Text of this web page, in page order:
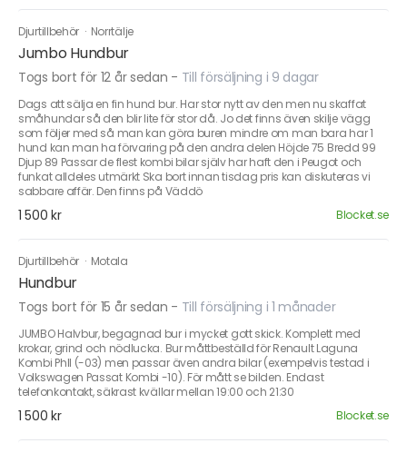
Djurtillbehör · Norrtälje
Jumbo Hundbur
Togs bort för 12 år sedan - Till försäljning i 9 dagar
Dags att sälja en fin hund bur. Har stor nytt av den men nu skaffat
småhundar så den blir lite för stor då. Jo det finns även skilje vägg
som följer med så man kan göra buren mindre om man bara har 1
hund kan man ha förvaring på den andra delen Höjde 75 Bredd 99
Djup 89 Passar de flest kombi bilar själv har haft den i Peugot och
funkat alldeles utmärkt Ska bort innan tisdag pris kan diskuteras vi
sabbare affär. Den finns på Väddö
1 500 kr Blocket.se
Djurtillbehör · Motala
Hundbur
Togs bort för 15 år sedan - Till försäljning i 1 månader
JUMBO Halvbur, begagnad bur i mycket gott skick. Komplett med
krokar, grind och nödlucka. Bur måttbeställd för Renault Laguna
Kombi PhII (-03) men passar även andra bilar (exempelvis testad i
Volkswagen Passat Kombi -10). För mått se bilden. Endast
telefonkontakt, säkrast kvällar mellan 19:00 och 21:30
1 500 kr Blocket.se